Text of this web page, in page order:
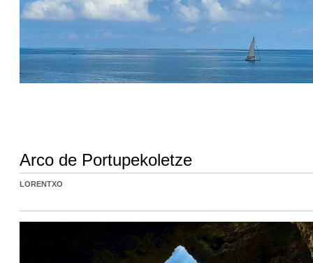
Arco de Portupekoletze
LORENTXO